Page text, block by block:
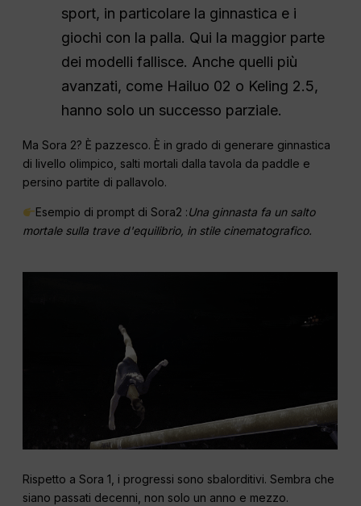
sport, in particolare la ginnastica e i
giochi con la palla. Qui la maggior parte
dei modelli fallisce. Anche quelli più
avanzati, come Hailuo 02 o Keling 2.5,
hanno solo un successo parziale.
Ma Sora 2? È pazzesco. È in grado di generare ginnastica
di livello olimpico, salti mortali dalla tavola da paddle e
persino partite di pallavolo.
Esempio di prompt di Sora2 :Una ginnasta fa un salto
mortale sulla trave d'equilibrio, in stile cinematografico.
Rispetto a Sora 1, i progressi sono sbalorditivi. Sembra che
siano passati decenni, non solo un anno e mezzo.